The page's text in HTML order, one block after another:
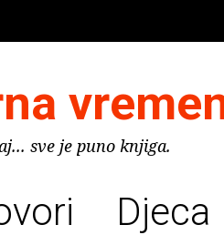
sve je puno knjiga.
Djeca